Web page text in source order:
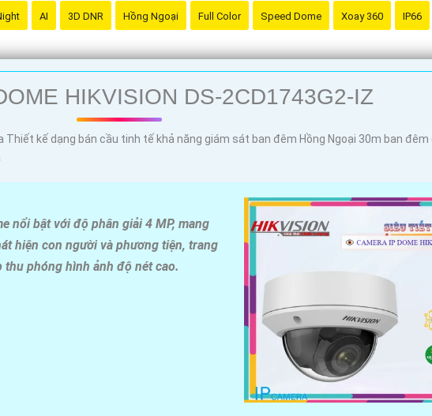
Loại Hình ảnh sắt nét mà bạn có thể sử dụng:
và đáng tin cậy cho ngôi nhà hoặc doanh nghiệp của bạn. Với chất liệu kim
giúp bạn giám sát mọi hoạt động xung quanh một cách chi tiết và đáng tin
sắt nét."
và điều chỉnh nó để phù hợp với nhu cầu cụ thể của mình.
AI 3D DNR Hồng Ngoại Full Color Speed Dome Xoay 360 IP66
HIKVISION DS-2CD1743G2-IZ
Thiết kế dạng bán cầu tinh tế khả năng giám sát ban đêm Hồng Ngoại 30m ban
nổi bật với độ phân giải 4 MP, mang
hiện con người và phương tiện, trang
phóng hình ảnh độ nét cao.